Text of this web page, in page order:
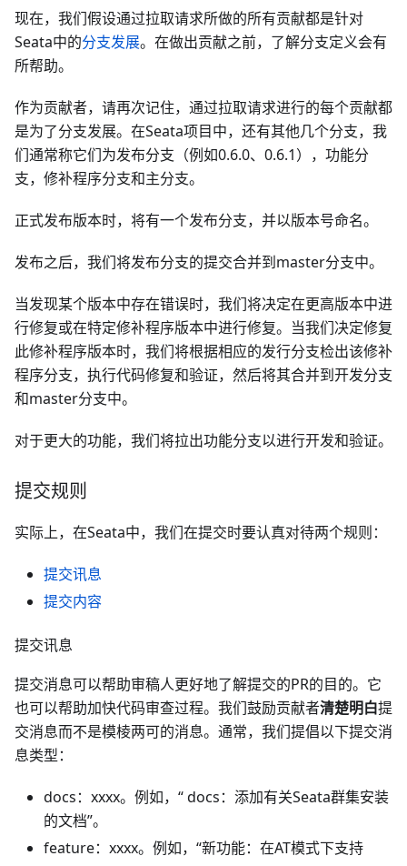
现在，我们假设通过拉取请求所做的所有贡献都是针对
Seata中的分支发展。在做出贡献之前，了解分支定义会有
所帮助。
作为贡献者，请再次记住，通过拉取请求进行的每个贡献都
是为了分支发展。在Seata项目中，还有其他几个分支，我
们通常称它们为发布分支（例如0.6.0、0.6.1），功能分
支，修补程序分支和主分支。
正式发布版本时，将有一个发布分支，并以版本号命名。
发布之后，我们将发布分支的提交合并到master分支中。
当发现某个版本中存在错误时，我们将决定在更高版本中进
行修复或在特定修补程序版本中进行修复。当我们决定修复
此修补程序版本时，我们将根据相应的发行分支检出该修补
程序分支，执行代码修复和验证，然后将其合并到开发分支
和master分支中。
对于更大的功能，我们将拉出功能分支以进行开发和验证。
提交规则
实际上，在Seata中，我们在提交时要认真对待两个规则：
提交讯息
提交内容
提交讯息
提交消息可以帮助审稿人更好地了解提交的PR的目的。它
也可以帮助加快代码审查过程。我们鼓励贡献者清楚明白提
交消息而不是模棱两可的消息。通常，我们提倡以下提交消
息类型：
docs：xxxx。例如，“ docs：添加有关Seata群集安装
的文档”。
feature：xxxx。例如，“新功能：在AT模式下支持